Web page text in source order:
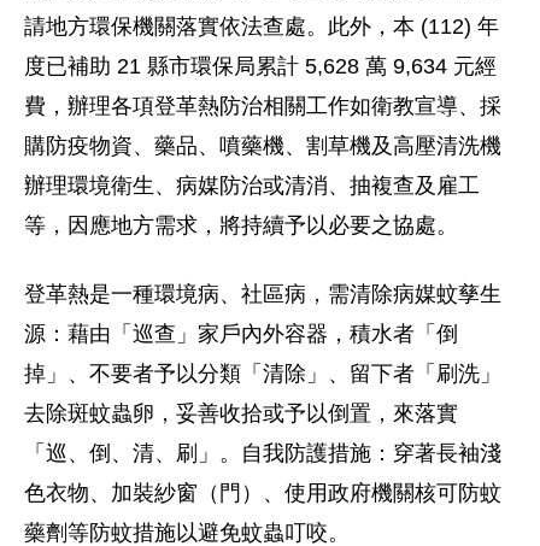
請地方環保機關落實依法查處。此外，本 (112) 年
度已補助 21 縣市環保局累計 5,628 萬 9,634 元經
費， 辦理各項登革熱防治相關工作如衛教宣導、採
購防疫物資、藥品、 噴藥機、割草機及高壓清洗機
辦理環境衛生、病媒防治或清消、 抽複查及雇工
等，因應地方需求，將持續予以必要之協處。
登革熱是一種環境病、社區病，需清除病媒蚊孳生
源：藉由「巡查」 家戶內外容器，積水者「倒
掉」、不要者予以分類「清除」、 留下者「刷洗」
去除斑蚊蟲卵，妥善收拾或予以倒置，來落實
「巡、 倒、清、刷」。自我防護措施：穿著長袖淺
色衣物、加裝紗窗（門） 、使用政府機關核可防蚊
藥劑等防蚊措施以避免蚊蟲叮咬。